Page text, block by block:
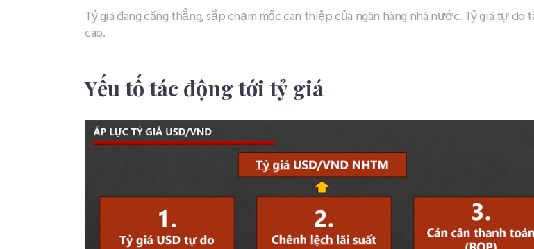
Tỷ giá đang căng thẳng, sắp chạm mốc can thiệp của ngân hàng nhà nước. Tỷ giá tự do
cao.
Yếu tố tác động tới tỷ giá